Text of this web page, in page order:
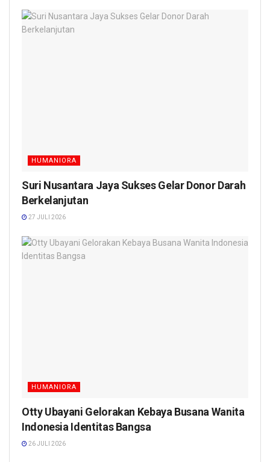
HUMANIORA
Suri Nusantara Jaya Sukses Gelar Donor Darah
Berkelanjutan
27 JULI 2026
HUMANIORA
Otty Ubayani Gelorakan Kebaya Busana Wanita
Indonesia Identitas Bangsa
26 JULI 2026